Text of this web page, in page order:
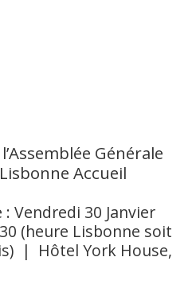
Générale
Accueil
: Vendredi 30 Janvier
(heure Lisbonne soit
| Hôtel York House,